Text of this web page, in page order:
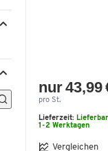
nur 43,99
pro St.
Lieferzeit:
1-2 Werktagen
Vergleichen